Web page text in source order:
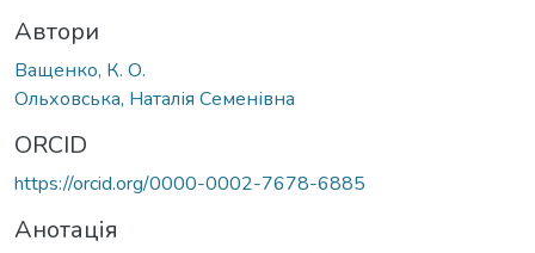
Автори
Ващенко, К. О.
Ольховська, Наталія Семенівна
ORCID
https://orcid.org/0000-0002-7678-6885
Анотація